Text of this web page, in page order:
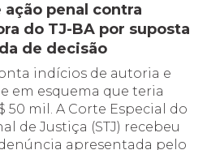
ação penal contra
do TJ-BA por suposta
de decisão
indícios de autoria e
em esquema que teria
50 mil. A Corte Especial do
de Justiça (STJ) recebeu
apresentada pelo